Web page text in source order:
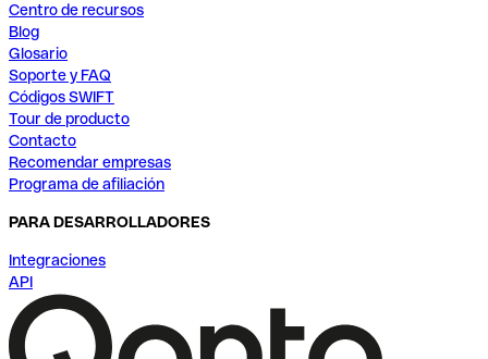
Centro de recursos
Blog
Glosario
Soporte y FAQ
Códigos SWIFT
Tour de producto
Contacto
Recomendar empresas
Programa de afiliación
PARA DESARROLLADORES
Integraciones
API